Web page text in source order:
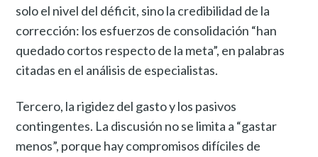
solo el nivel del déficit, sino la credibilidad de la
corrección: los esfuerzos de consolidación “han
quedado cortos respecto de la meta”, en palabras
citadas en el análisis de especialistas.
Tercero, la rigidez del gasto y los pasivos
contingentes. La discusión no se limita a “gastar
menos”, porque hay compromisos difíciles de